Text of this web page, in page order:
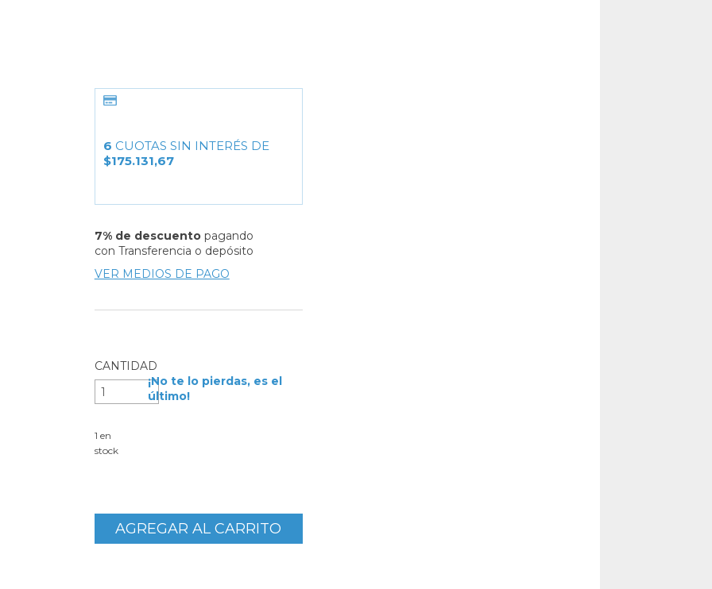
6 CUOTAS SIN INTERÉS DE
$175.131,67
7% de descuentopagando
con Transferencia o depósito
VER MEDIOS DE PAGO
CANTIDAD
1 en
stock
¡No te lo pierdas, es el
último!